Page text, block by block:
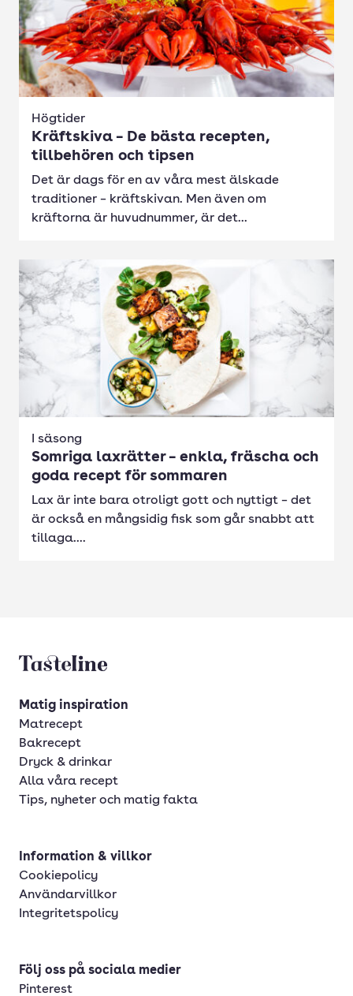
Högtider
Kräftskiva – De bästa recepten,
tillbehören och tipsen
Det är dags för en av våra mest älskade
traditioner – kräftskivan. Men även om
kräftorna är huvudnummer, är det...
I säsong
Somriga laxrätter – enkla, fräscha och
goda recept för sommaren
Lax är inte bara otroligt gott och nyttigt – det
är också en mångsidig fisk som går snabbt att
tillaga....
Tasteline startsida
Matig inspiration
Matrecept
Bakrecept
Dryck & drinkar
Alla våra recept
Tips, nyheter och matig fakta
Information & villkor
Cookiepolicy
Användarvillkor
Integritetspolicy
Följ oss på sociala medier
Pinterest